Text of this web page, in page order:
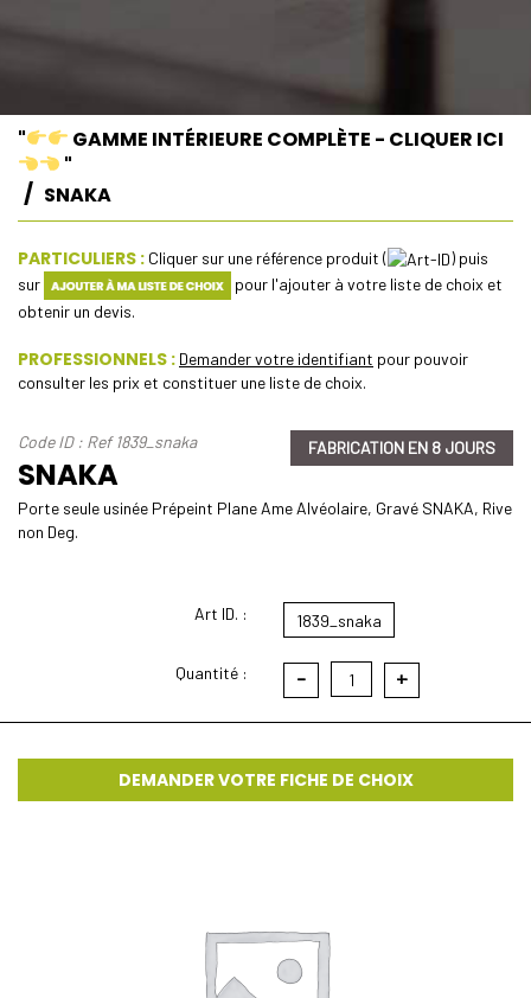
"
GAMME INTÉRIEURE COMPLÈTE - CLIQUER ICI
"
SNAKA
PARTICULIERS : Cliquer sur une référence produit (
) puis
sur
pour l'ajouter à votre liste de choix et
obtenir un devis.
PROFESSIONNELS : Demander votre identifiant pour pouvoir
consulter les prix et constituer une liste de choix.
Code ID : Ref 1839_snaka
SNAKA
FABRICATION EN 8 JOURS
Porte seule usinée Prépeint Plane Ame Alvéolaire, Gravé SNAKA, Rive
non Deg.
Art ID. :
Quantité :
1839_snaka
- 1 +
DEMANDER VOTRE FICHE DE CHOIX